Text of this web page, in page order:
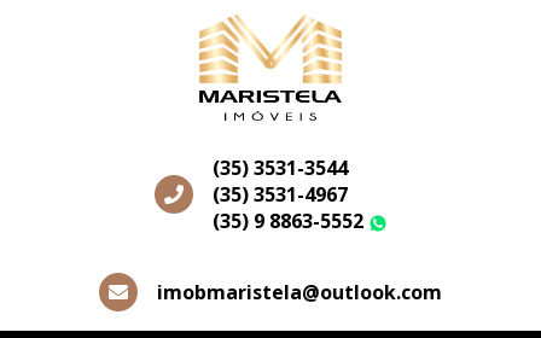
(35) 3531-3544
(35) 3531-4967
(35) 9 8863-5552
imobmaristela@outlook.com